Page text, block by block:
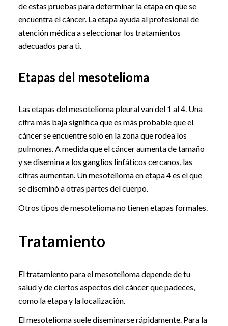
de estas pruebas para determinar la etapa en que se
encuentra el cáncer. La etapa ayuda al profesional de
atención médica a seleccionar los tratamientos
adecuados para ti.
Etapas del mesotelioma
Las etapas del mesotelioma pleural van del 1 al 4. Una
cifra más baja significa que es más probable que el
cáncer se encuentre solo en la zona que rodea los
pulmones. A medida que el cáncer aumenta de tamaño
y se disemina a los ganglios linfáticos cercanos, las
cifras aumentan. Un mesotelioma en etapa 4 es el que
se diseminó a otras partes del cuerpo.
Otros tipos de mesotelioma no tienen etapas formales.
Tratamiento
El tratamiento para el mesotelioma depende de tu
salud y de ciertos aspectos del cáncer que padeces,
como la etapa y la localización.
El mesotelioma suele diseminarse rápidamente. Para la